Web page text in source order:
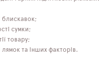
блискавок;
сумки;
товару;
лямок та інших факторів.